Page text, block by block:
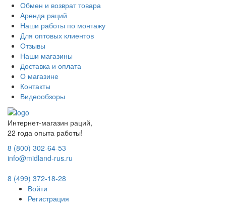
Обмен и возврат товара
Аренда раций
Наши работы по монтажу
Для оптовых клиентов
Отзывы
Наши магазины
Доставка и оплата
О магазине
Контакты
Видеообзоры
Интернет-магазин раций,
22 года опыта работы!
8 (800) 302-64-53
info@midland-rus.ru
8 (499) 372-18-28
Войти
Регистрация